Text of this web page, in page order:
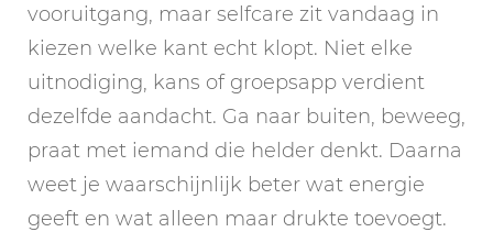
vooruitgang, maar selfcare zit vandaag in
kiezen welke kant echt klopt. Niet elke
uitnodiging, kans of groepsapp verdient
dezelfde aandacht. Ga naar buiten, beweeg,
praat met iemand die helder denkt. Daarna
weet je waarschijnlijk beter wat energie
geeft en wat alleen maar drukte toevoegt.